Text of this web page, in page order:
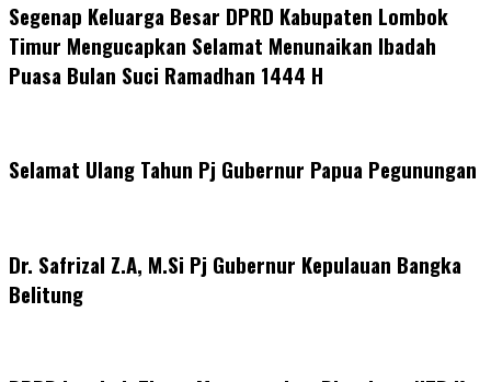
Segenap Keluarga Besar DPRD Kabupaten Lombok
Timur Mengucapkan Selamat Menunaikan Ibadah
Puasa Bulan Suci Ramadhan 1444 H
Selamat Ulang Tahun Pj Gubernur Papua Pegunungan
Dr. Safrizal Z.A, M.Si Pj Gubernur Kepulauan Bangka
Belitung